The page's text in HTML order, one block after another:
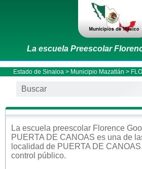
La escuela Preescolar
Estado de Sinaloa > Municipio Mazatlán >
La escuela preescolar Florence
PUERTA DE CANOAS es una de
localidad de PUERTA DE CANOAS
control público.